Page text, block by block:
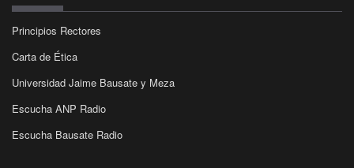
Principios Rectores
Carta de Ética
Universidad Jaime Bausate y Meza
Escucha ANP Radio
Escucha Bausate Radio